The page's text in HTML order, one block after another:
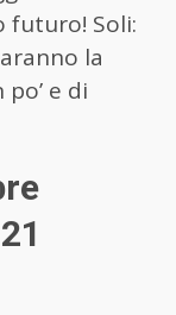
futuro! Soli:
la
e di